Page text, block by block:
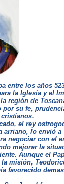
entre los años
la Iglesia y el
región de
por su fe,
el rey
arriano, lo envió a
negociar con el
mejorar la
Aunque el
misión,
favorecido